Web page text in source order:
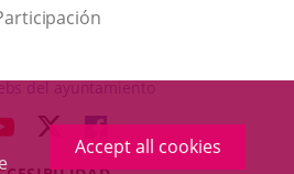
Accept all cookies
open
a
up
del ayuntamiento
LINK LINK
TO
LINK
TO